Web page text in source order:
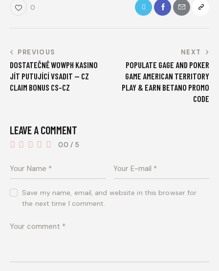
0
PREVIOUS
DOSTATEČNĚ WOWPH KASINO
JÍT PUTUJÍCÍ VSADIT — CZ
CLAIM BONUS CS-CZ
NEXT
POPULATE GAGE AND POKER
GAME AMERICAN TERRITORY
PLAY & EARN BETANO PROMO
CODE
LEAVE A COMMENT
0.0 / 5
Save my name, email, and website in this browser for
the next time I comment.